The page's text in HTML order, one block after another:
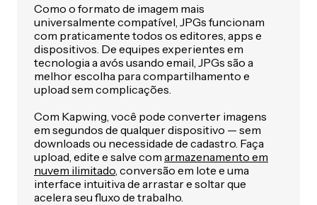
Como o formato de imagem mais
universalmente compatível, JPGs funcionam
com praticamente todos os editores, apps e
dispositivos. De equipes experientes em
tecnologia a avós usando email, JPGs são a
melhor escolha para compartilhamento e
upload sem complicações.
Com Kapwing, você pode converter imagens
em segundos de qualquer dispositivo — sem
downloads ou necessidade de cadastro. Faça
upload, edite e salve com armazenamento em
nuvem ilimitado , conversão em lote e uma
interface intuitiva de arrastar e soltar que
acelera seu fluxo de trabalho.